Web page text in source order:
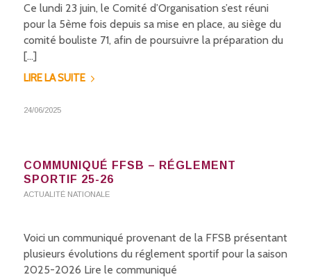
Ce lundi 23 juin, le Comité d’Organisation s’est réuni
pour la 5ème fois depuis sa mise en place, au siège du
comité bouliste 71, afin de poursuivre la préparation du
[…]
LIRE LA SUITE
24/06/2025
COMMUNIQUÉ FFSB – RÉGLEMENT
SPORTIF 25-26
ACTUALITÉ NATIONALE
Voici un communiqué provenant de la FFSB présentant
plusieurs évolutions du réglement sportif pour la saison
2025-2026 Lire le communiqué